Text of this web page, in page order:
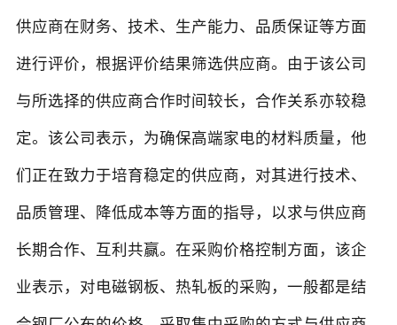
供应商在财务、技术、生产能力、品质保证等方面
进行评价，根据评价结果筛选供应商。由于该公司
与所选择的供应商合作时间较长，合作关系亦较稳
定。该公司表示，为确保高端家电的材料质量，他
们正在致力于培育稳定的供应商，对其进行技术、
品质管理、降低成本等方面的指导，以求与供应商
长期合作、互利共赢。在采购价格控制方面，该企
业表示，对电磁钢板、热轧板的采购，一般都是结